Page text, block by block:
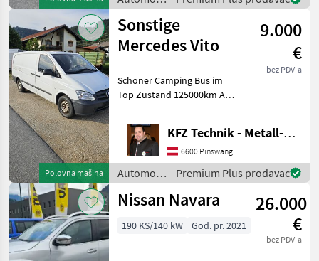
i
motocikli
/ Nero
Polovna mašina
Sonstige
Mercedes Vito
9.000
€
bez PDV-a
Schöner Camping Bus im
Top Zustand 125000km Als
Einsatzbar Navi
Rückkamera Kein Allrad 3-
Sitzer Diesel 130PS 2
Besitzer Automobili i
KFZ Technik - Metall-Maschinenbau Wörle
6600 Pinswang
Automobili
i
motocikli
Premium Plus prodavac
Nissan Navara
26.000
€
bez PDV-a
190 KS/140 kW God. pr. 2021